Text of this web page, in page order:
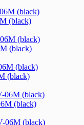
(black)
(black)
(black)
(black)